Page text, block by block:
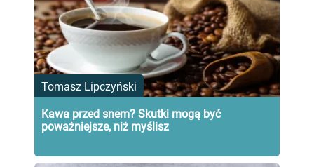
Tomasz Lipczyński
Kawa przed snem? Skutki mogą być
poważniejsze, niż myślisz